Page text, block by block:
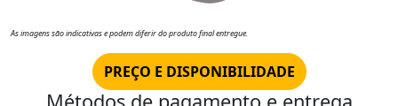
As imagens são indicativas e podem diferir do produto final entregue.
PREÇO E DISPONIBILIDADE
Métodos de pagamento e entrega